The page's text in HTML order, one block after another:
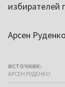
избирателей
Арсен
ИСТОЧНИК:
АРСЕН РУДЕНКО